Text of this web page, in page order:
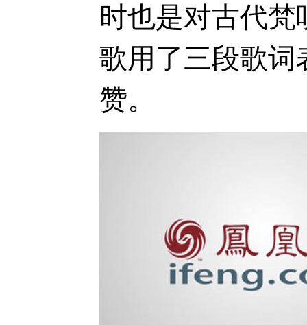
时也是对古代
歌用了三段歌词
赞。